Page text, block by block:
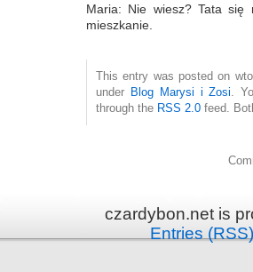
Maria: Nie wiesz? Tata
mieszkanie.
This entry was posted on
under Blog Marysi i Zosi .
through the RSS 2.0 feed.
czardybon.net is
Entries (RSS)